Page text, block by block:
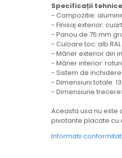
Specificații
- Compozitie:
- Finisaj exterior:
- Panou de 75 mm
- Culoare toc: alb RAL
- Mâner exterior din
- Mâner interior:
- Sistem de
- Dimensiuni totale:
- Dimensiune trecere:
Aceasta usa nu este
pivotante placate cu
Informatii